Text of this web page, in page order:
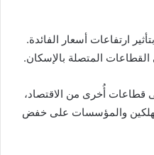
ارتفاعات أسعار الفائدة.
المتصلة بالإسكان.
قطاعات أُخرى من الاقتصاد،
والمؤسسات على خفض